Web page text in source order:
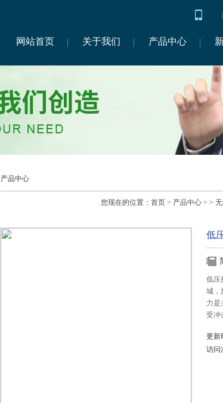
网站首页 关于我们 产品中心
产品中心
您现在的位置： 首页 > 产品中心 > >
低
低压
城，
力是
受冲
更新
访问